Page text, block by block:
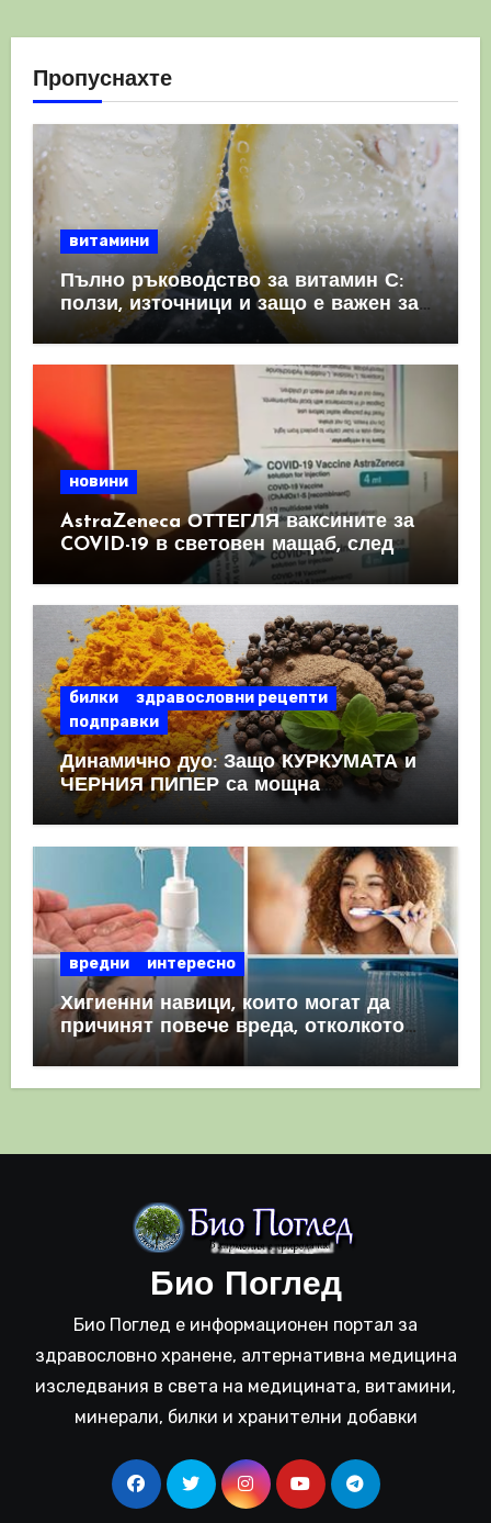
Пропуснахте
витамини
Пълно ръководство за витамин С:
ползи, източници и защо е важен за
имунната система
новини
AstraZeneca ОТТЕГЛЯ ваксините за
COVID-19 в световен мащаб, след
като призна, че те причиняват
билки
здравословни рецепти
подправки
Динамично дуо: Защо КУРКУМАТА и
ЧЕРНИЯ ПИПЕР са мощна
комбинация
вредни интересно
Хигиенни навици, които могат да
причинят повече вреда, отколкото
полза
Био Поглед
Био Поглед е информационен портал за
здравословно хранене, алтернативна медицина
изследвания в света на медицината, витамини,
минерали, билки и хранителни добавки